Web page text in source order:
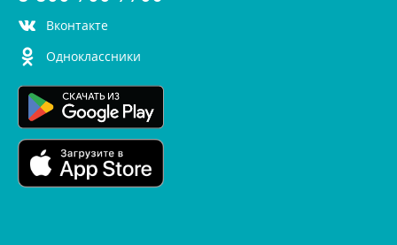
контакте
Одноклассники